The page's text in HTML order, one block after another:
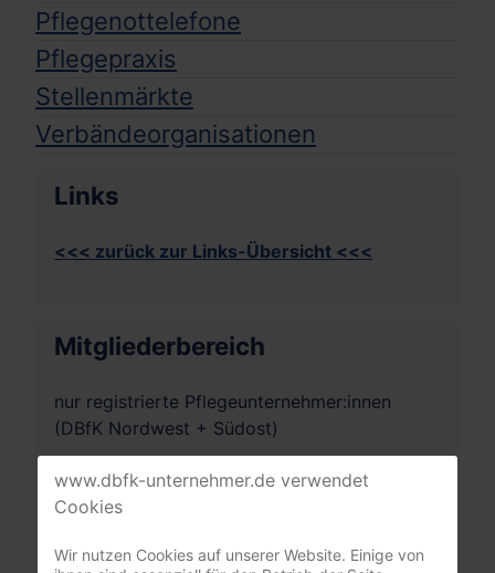
Pflegenottelefone
Pflegepraxis
Stellenmärkte
Verbändeorganisationen
Links
<<< zurück zur Links-Übersicht <<<
Mitgliederbereich
nur registrierte Pflegeunternehmer:innen
(DBfK Nordwest + Südost)
Benutzername
www.dbfk-unternehmer.de verwendet
Cookies
Wir nutzen Cookies auf unserer Website. Einige von